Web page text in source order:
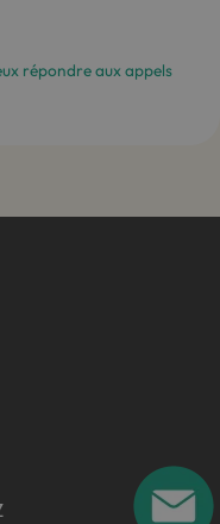
répondre aux appels